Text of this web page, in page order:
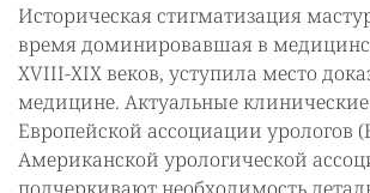
Историческая стигматизация
время доминировавшая в
XVIII-XIX веков, уступила место
медицине. Актуальные клинические
Европейской ассоциации урологов
Американской урологической